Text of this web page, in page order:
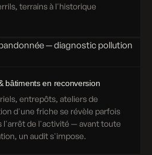
terrains à l'historique
bâtiments en reconversion
entrepôts, ateliers de
d'une friche se révèle parfois
l'arrêt de l'activité — avant toute
un audit s'impose.